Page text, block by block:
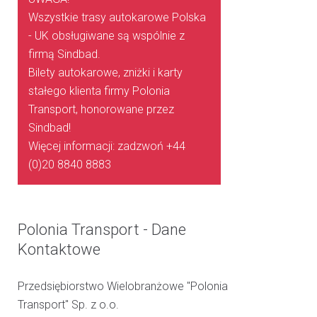
Wszystkie trasy autokarowe Polska
- UK obsługiwane są wspólnie z
firmą Sindbad.
Bilety autokarowe, zniżki i karty
stałego klienta firmy Polonia
Transport, honorowane przez
Sindbad!
Więcej informacji: zadzwoń +44
(0)20 8840 8883
Polonia Transport - Dane
Kontaktowe
Przedsiębiorstwo Wielobranżowe "Polonia
Transport" Sp. z o.o.